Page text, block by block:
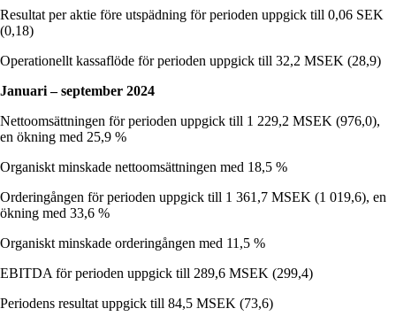
Resultat per aktie före utspädning för perioden uppgick till 0,06 SEK
(0,18)
Operationellt kassaflöde för perioden uppgick till 32,2 MSEK (28,9)
Januari – september 2024
Nettoomsättningen för perioden uppgick till 1 229,2 MSEK (976,0),
en ökning med 25,9 %
Organiskt minskade nettoomsättningen med 18,5 %
Orderingången för perioden uppgick till 1 361,7 MSEK (1 019,6), en
ökning med 33,6 %
Organiskt minskade orderingången med 11,5 %
EBITDA för perioden uppgick till 289,6 MSEK (299,4)
Periodens resultat uppgick till 84,5 MSEK (73,6)